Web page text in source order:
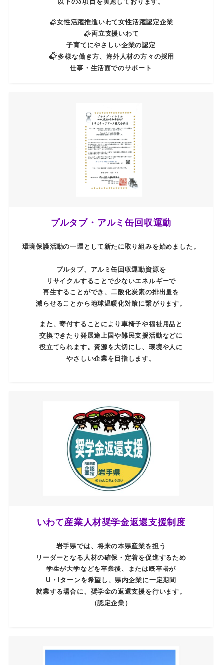
女性活躍推進いわて女性活躍認定企業
両立支援いわて
子育てにやさしい企業の認定
多様な働き方、海外人材の方々の採用
仕事・生活面でのサポート
プルタブ・アルミ缶回収運動
環境保護活動の一環として新たに取り組みを始めました。
プルタブ、アルミ缶回収運動資源を
リサイクルすることで少ないエネルギーで
再生することができ、二酸化炭素の排出量を
減らせることから地球温暖化対策に繋がります。
また、寄付することにより車椅子や福祉用品と
交換できたり発展途上国や難民支援活動などに
役立てられます。資源を大切にし、環境や人に
やさしい企業を目指します。
いわて産業人材奨学金返還支援制度
岩手県では、将来の本県産業を担う
リーダーとなる人材の確保・定着を促進するため
学生が大学などを卒業後、または既卒者が
U・Iターンを希望し、県内企業に一定期間
就業する場合に、奨学金の返還支援を行います。
（認定企業）